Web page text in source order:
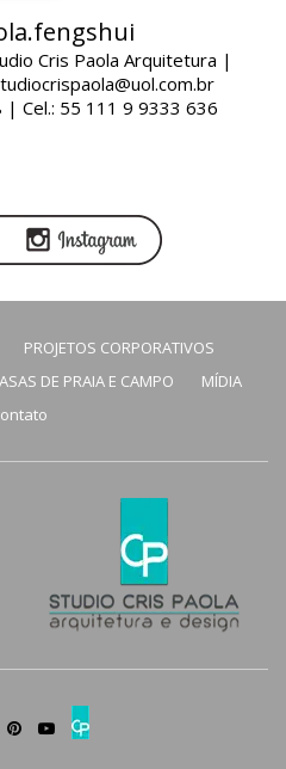
Cris Paola Arquitetura |
| Cel.: 55 111 9 9333 636
PROJETOS CORPORATIVOS
DE PRAIA E CAMPO
MÍDIA